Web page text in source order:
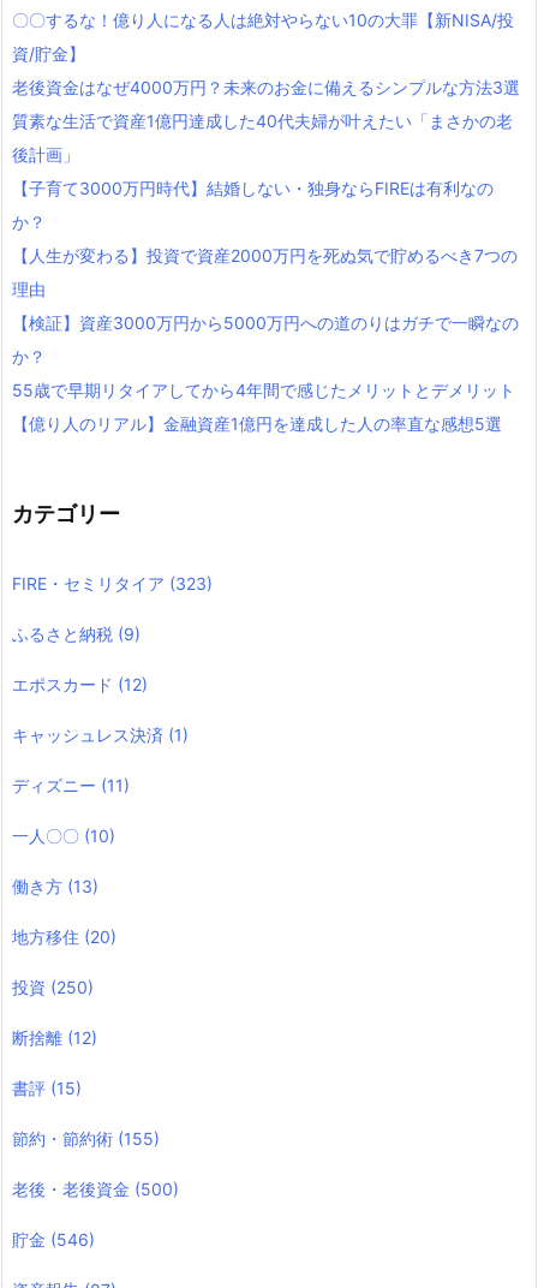
〇〇するな！億り人になる人は絶対やらない10の大罪【新NISA/投
資/貯金】
老後資金はなぜ4000万円？未来のお金に備えるシンプルな方法3選
質素な生活で資産1億円達成した40代夫婦が叶えたい「まさかの老
後計画」
【子育て3000万円時代】結婚しない・独身ならFIREは有利なの
か？
【人生が変わる】投資で資産2000万円を死ぬ気で貯めるべき7つの
理由
【検証】資産3000万円から5000万円への道のりはガチで一瞬なの
か？
55歳で早期リタイアしてから4年間で感じたメリットとデメリット
【億り人のリアル】金融資産1億円を達成した人の率直な感想5選
カテゴリー
FIRE・セミリタイア (323)
ふるさと納税 (9)
エポスカード (12)
キャッシュレス決済 (1)
ディズニー (11)
一人〇〇 (10)
働き方 (13)
地方移住 (20)
投資 (250)
断捨離 (12)
書評 (15)
節約・節約術 (155)
老後・老後資金 (500)
貯金 (546)